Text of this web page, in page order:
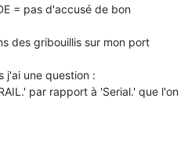
= pas d'accusé de bon
des gribouillis sur mon port
j'ai une question :
par rapport à 'Serial.' que l'on